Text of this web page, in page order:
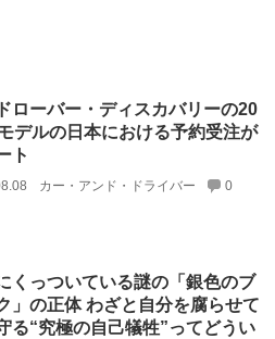
ローバー・ディスカバリーの20
デルの日本における予約受注が
ト
カー・アンド・ドライバー 0
くっついている謎の「銀色のブ
」の正体 わざと自分を腐らせて
る“究極の自己犠牲”ってどうい